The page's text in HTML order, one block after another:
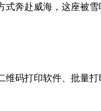
奔赴威海，这座被
码打印软件、批量